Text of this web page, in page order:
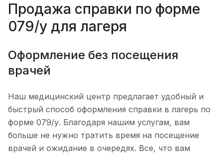
Продажа справки по форме
079/у для лагеря
Оформление без посещения
врачей
Наш медицинский центр предлагает удобный и
быстрый способ оформления справки в лагерь по
форме 079/у. Благодаря нашим услугам, вам
больше не нужно тратить время на посещение
врачей и ожидание в очередях. Все, что вам